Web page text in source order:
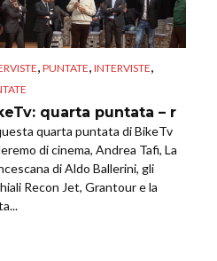
, PUNTATE, INTERVISTE,
quarta puntata – r
quarta puntata di BikeTv
di cinema, Andrea Tafi, La
di Aldo Ballerini, gli
Recon Jet, Grantour e la